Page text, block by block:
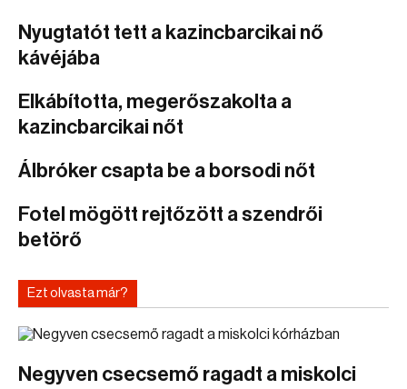
Nyugtatót tett a kazincbarcikai nő
kávéjába
Elkábította, megerőszakolta a
kazincbarcikai nőt
Álbróker csapta be a borsodi nőt
Fotel mögött rejtőzött a szendrői
betörő
Ezt olvasta már?
Negyven csecsemő ragadt a miskolci